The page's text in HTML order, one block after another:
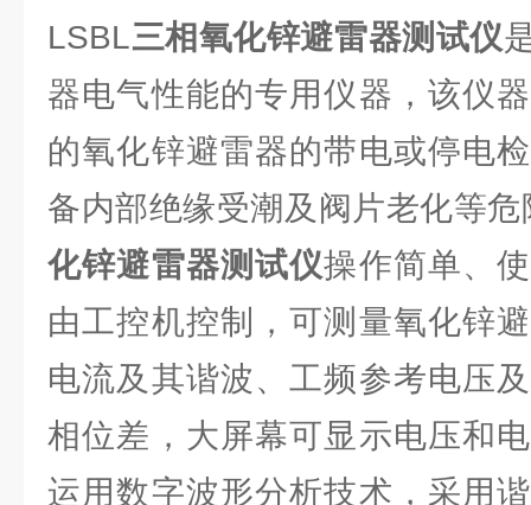
LSBL三相氧化锌避雷器测试仪
器电气性能的专用仪器，该仪
的氧化锌避雷器的带电或停电
备内部绝缘受潮及阀片老化等
化锌避雷器测试仪操作简单、
由工控机控制，可测量氧化锌
电流及其谐波、工频参考电压
相位差，大屏幕可显示电压和
运用数字波形分析技术，采用